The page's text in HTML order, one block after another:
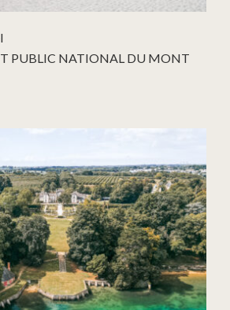
PUBLIC NATIONAL DU MONT